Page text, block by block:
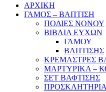
ΑΡΧΙΚΗ
ΓΑΜΟΣ – ΒΑΠΤΙΣΗ
ΠΟΔΙΕΣ ΝΟΝΟΥ
ΒΙΒΛΙΑ ΕΥΧΩΝ
ΓΑΜΟΥ
ΒΑΠΤΙΣΗΣ
ΚΡΕΜΑΣΤΡΕΣ
ΜΑΡΤΥΡΙΚΑ –
ΣΕΤ ΒΑΦΤΙΣΗΣ
ΠΡΟΣΚΛΗΤΗΡΙΑ